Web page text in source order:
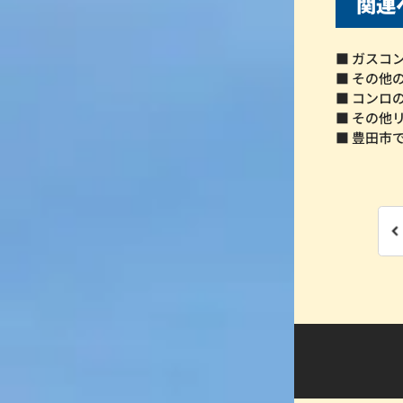
■ ガスコ
■ その他
■ コンロ
■ その他
■ 豊田市